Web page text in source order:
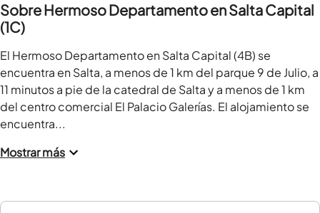
Sobre Hermoso Departamento en Salta Capital
(1C)
El Hermoso Departamento en Salta Capital (4B) se
encuentra en Salta, a menos de 1 km del parque 9 de Julio, a
11 minutos a pie de la catedral de Salta y a menos de 1 km
del centro comercial El Palacio Galerías. El alojamiento se
encuentra...
Mostrar más